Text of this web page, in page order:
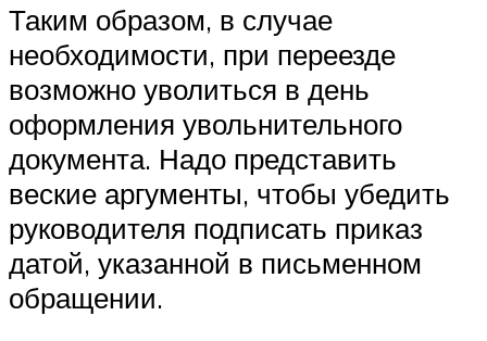
Таким образом, в случае
необходимости, при переезде
возможно уволиться в день
оформления увольнительного
документа. Надо представить
веские аргументы, чтобы убедить
руководителя подписать приказ
датой, указанной в письменном
обращении.